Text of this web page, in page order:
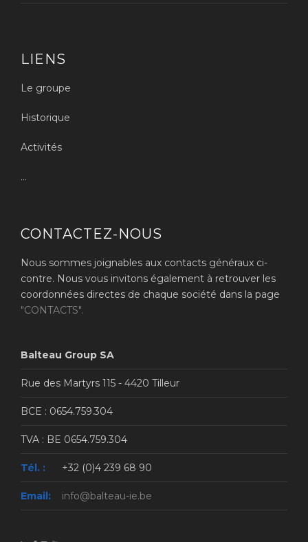
LIENS
Le groupe
Historique
Activités
...
CONTACTEZ-NOUS
Nous sommes joignables aux contacts généraux ci-
contre. Nous vous invitons également à retrouver les
coordonnées directes de chaque société dans la page
"CONTACTS".
Balteau Group SA
Rue des Martyrs 115 - 4420 Tilleur
BCE : 0654.759.304
TVA : BE 0654.759.304
Tél. : +32 (0)4 239 68 90
Email: info@balteau-ie.be